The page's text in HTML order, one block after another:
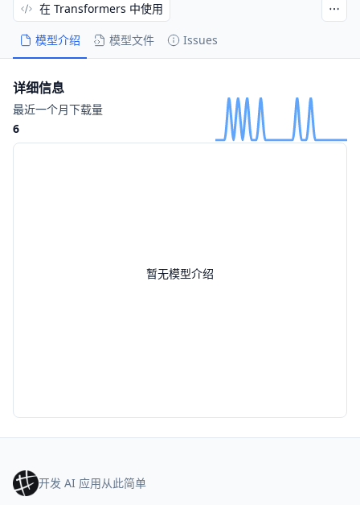
模型介绍 模型文件 Issues
在 Transformers 中使用
暂无模型介绍
详细信息
最近一个月下载量
6
开发 AI 应用从此简单